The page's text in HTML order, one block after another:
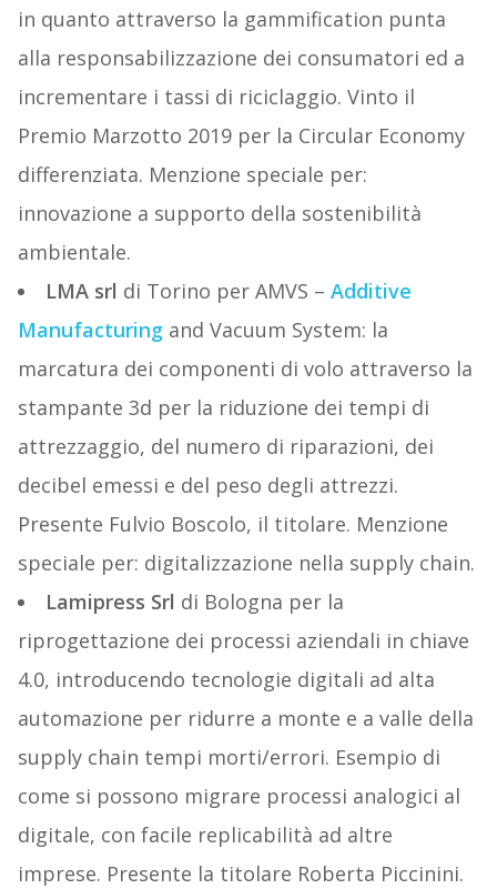
in quanto attraverso la gammification punta
alla responsabilizzazione dei consumatori ed a
incrementare i tassi di riciclaggio. Vinto il
Premio Marzotto 2019 per la Circular Economy
differenziata. Menzione speciale per:
innovazione a supporto della sostenibilità
ambientale.
LMA srl di Torino per AMVS – Additive
Manufacturingand Vacuum System: la
marcatura dei componenti di volo attraverso la
stampante 3d per la riduzione dei tempi di
attrezzaggio, del numero di riparazioni, dei
decibel emessi e del peso degli attrezzi.
Presente Fulvio Boscolo, il titolare. Menzione
speciale per: digitalizzazione nella supply chain.
Lamipress Srl di Bologna per la
riprogettazione dei processi aziendali in chiave
4.0, introducendo tecnologie digitali ad alta
automazione per ridurre a monte e a valle della
supply chain tempi morti/errori. Esempio di
come si possono migrare processi analogici al
digitale, con facile replicabilità ad altre
imprese. Presente la titolare Roberta Piccinini.